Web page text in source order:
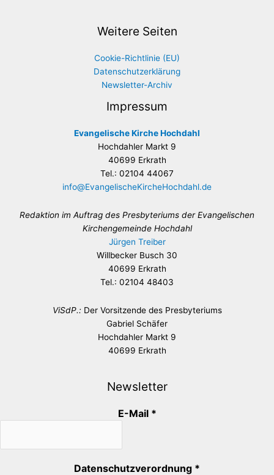
Weitere Seiten
Cookie-Richtlinie (EU)
Datenschutzerklärung
Newsletter-Archiv
Impressum
Evangelische Kirche Hochdahl
Hochdahler Markt 9
40699 Erkrath
Tel.: 02104 44067
info@EvangelischeKircheHochdahl.de
Redaktion im Auftrag des Presbyteriums der Evangelischen
Kirchengemeinde Hochdahl
Jürgen Treiber
Willbecker Busch 30
40699 Erkrath
Tel.: 02104 48403
ViSdP.: Der Vorsitzende des Presbyteriums
Gabriel Schäfer
Hochdahler Markt 9
40699 Erkrath
Newsletter
E-Mail *
Datenschutzverordnung *